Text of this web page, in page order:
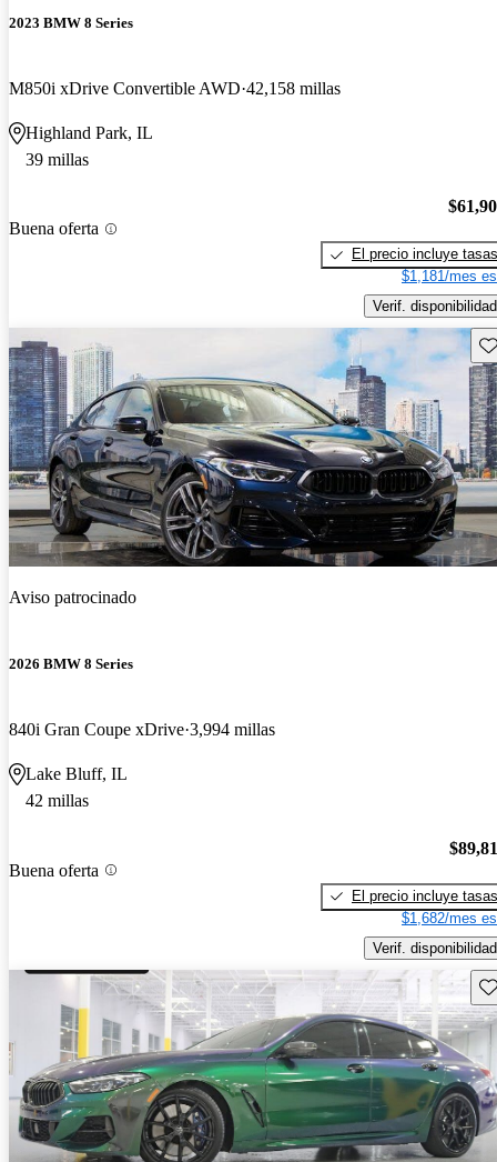
2023 BMW 8 Series
M850i xDrive Convertible AWD 42,158 millas
Highland Park, IL
39 millas
Buena oferta
El precio incluye tasas
$1,181/mes
Verif. disponibilidad
Aviso patrocinado
2026 BMW 8 Series
840i Gran Coupe xDrive 3,994 millas
Lake Bluff, IL
42 millas
Buena oferta
El precio incluye tasas
$1,682/mes
Verif. disponibilidad